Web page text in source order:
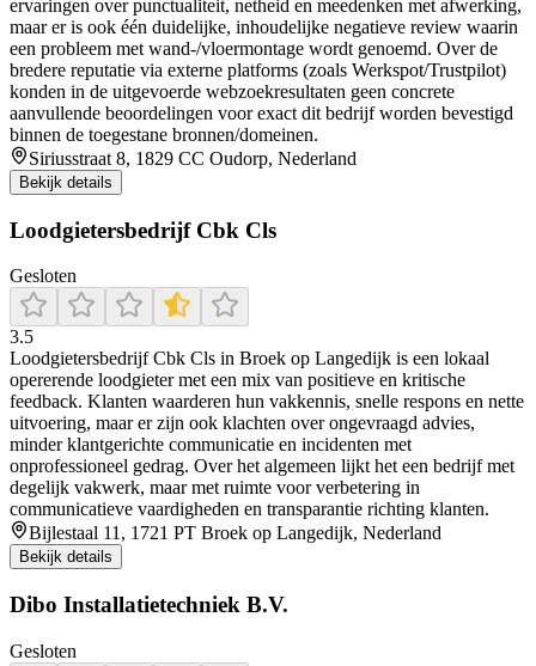
ervaringen over punctualiteit, netheid en meedenken met afwerking,
maar er is ook één duidelijke, inhoudelijke negatieve review waarin
een probleem met wand-/vloermontage wordt genoemd. Over de
bredere reputatie via externe platforms (zoals Werkspot/Trustpilot)
konden in de uitgevoerde webzoekresultaten geen concrete
aanvullende beoordelingen voor exact dit bedrijf worden bevestigd
binnen de toegestane bronnen/domeinen.
Siriusstraat 8, 1829 CC Oudorp, Nederland
Bekijk details
Loodgietersbedrijf Cbk Cls
Gesloten
3.5
Loodgietersbedrijf Cbk Cls in Broek op Langedijk is een lokaal
opererende loodgieter met een mix van positieve en kritische
feedback. Klanten waarderen hun vakkennis, snelle respons en nette
uitvoering, maar er zijn ook klachten over ongevraagd advies,
minder klantgerichte communicatie en incidenten met
onprofessioneel gedrag. Over het algemeen lijkt het een bedrijf met
degelijk vakwerk, maar met ruimte voor verbetering in
communicatieve vaardigheden en transparantie richting klanten.
Bijlestaal 11, 1721 PT Broek op Langedijk, Nederland
Bekijk details
Dibo Installatietechniek B.V.
Gesloten